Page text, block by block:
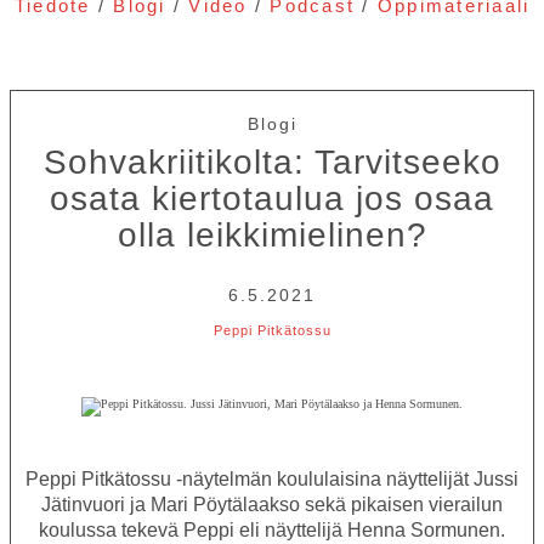
Tiedotteet— Medialle
Tiedote / Blogi /Video / Podcast / Oppimateriaali
Blogi
Sohvakriitikolta: Tarvitseeko
osata kiertotaulua jos osaa
olla leikkimielinen?
6.5.2021
Peppi Pitkätossu
Peppi Pitkätossu -näytelmän koululaisina näyttelijät Jussi
Jätinvuori ja Mari Pöytälaakso sekä pikaisen vierailun
koulussa tekevä Peppi eli näyttelijä Henna Sormunen.